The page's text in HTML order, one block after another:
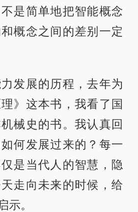
是简单地把智能概念
概念之间的差别一定
发展的历程，去年为
》这本书，我看了国
械史的书。我认真回
何发展过来的？每一
是当代人的智慧，隐
走向未来的时候，给
示。